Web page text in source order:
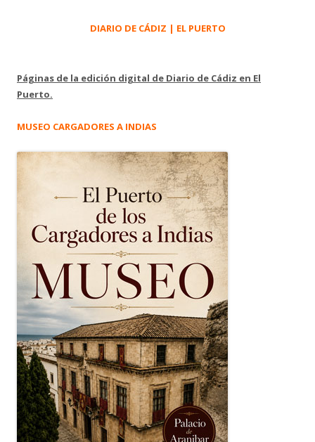
DIARIO DE CÁDIZ | EL PUERTO
Páginas de la edición digital de Diario de Cádiz en El
Puerto.
MUSEO CARGADORES A INDIAS